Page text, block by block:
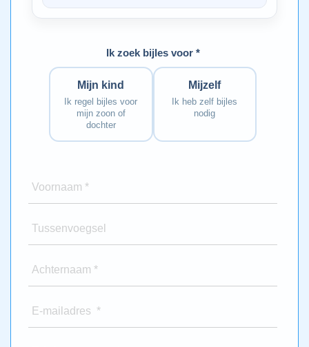
Ik zoek bijles voor *
Mijn kind
Ik regel bijles voor
mijn zoon of
dochter
Mijzelf
Ik heb zelf bijles
nodig
Voornaam *
Tussenvoegsel
Achternaam *
E-mailadres *